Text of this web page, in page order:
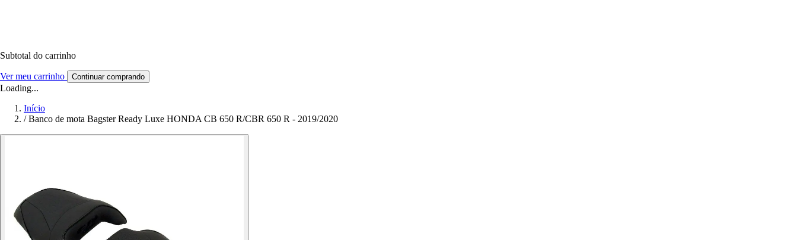
Subtotal do carrinho
Ver meu carrinho Continuar comprando
Loading...
Início
/ Banco de mota Bagster Ready Luxe HONDA CB 650 R/CBR 650 R - 2019/2020